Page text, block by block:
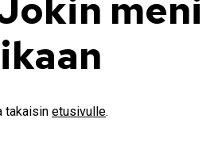
meni
takaisin etusivulle.